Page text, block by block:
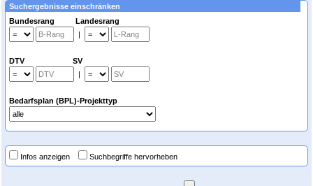
Suchergebnisse einschränken
Bundesrang Landesrang
|
DTV SV
|
Bedarfsplan (BPL)-Projekttyp
Infos anzeigen Suchbegriffe hervorheben